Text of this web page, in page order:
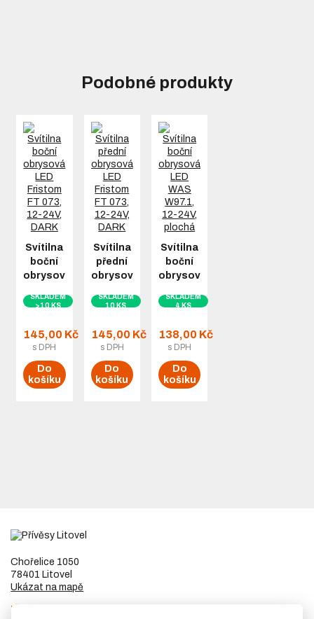
Podobné produkty
Svítilna
boční
obrysová…
SKLADEM
>10 KS
145,00 Kč
s DPH
Do
košíku
Svítilna
přední
obrysová…
SKLADEM
10 KS
145,00 Kč
s DPH
Do
košíku
Svítilna
boční
obrysová…
SKLADEM
4 KS
138,00 Kč
s DPH
Do
košíku
Chořelice 1050
78401 Litovel
Ukázat na mapě
IČ